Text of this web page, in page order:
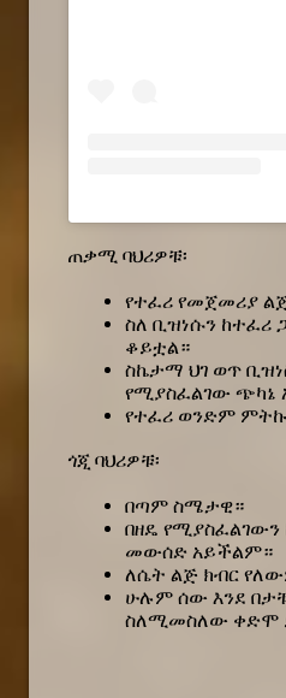
ጠቃሚ ባህሪዎቹ፡
የተፈሪ የመጀመሪያ
ስለ ቢዝነሱን ከተፈሪ
ቆይቷል።
ስኬታማ ህገ ወጥ
የሚያስፈልገው ጭካኔ
የተፈሪ ወንድም
ጎጂ ባህሪዎቹ፡
በጣም ስሜታዊ።
በዘዴ የሚያስፈልገውን
መውሰድ አይችልም።
ለሴት ልጅ ክብር
ሁሉም ሰው እንደ
ስለሚመስለው ቀድሞ